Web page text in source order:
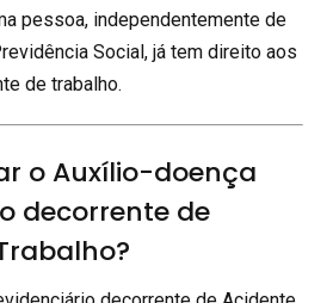
pessoa, independentemente de
Social, já tem direito aos
de trabalho.
o Auxílio-doença
decorrente de